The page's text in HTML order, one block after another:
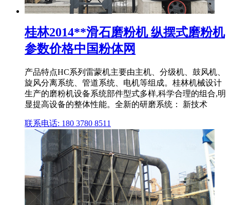
桂林2014**滑石磨粉机 纵摆式磨粉机
参数价格中国粉体网
产品特点HC系列雷蒙机主要由主机、分级机、鼓风机、
旋风分离系统、管道系统、电机等组成。桂林机械设计
生产的磨粉机设备系统部件型式多样,科学合理的组合,明
显提高设备的整体性能。全新的研磨系统： 新技术
联系电话: 180 3780 8511